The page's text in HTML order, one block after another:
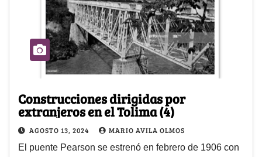
Construcciones dirigidas por
extranjeros en el Tolima (4)
AGOSTO 13, 2024 MARIO AVILA OLMOS
El puente Pearson se estrenó en febrero de 1906 con